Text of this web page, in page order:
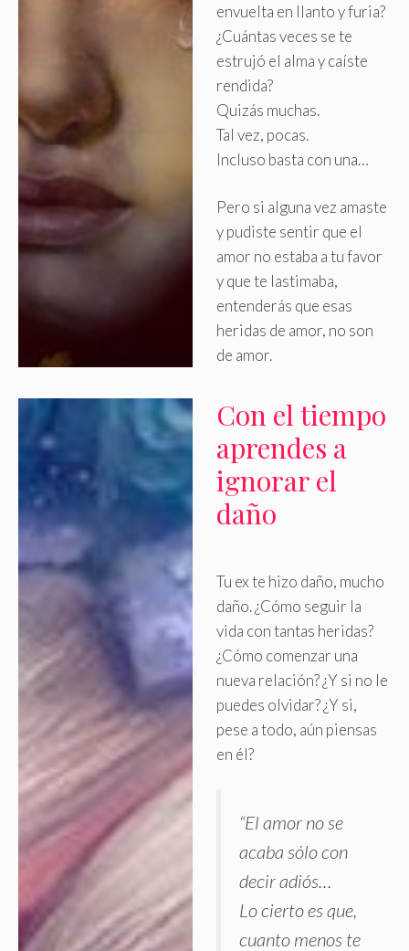
envuelta en llanto y furia?
¿Cuántas veces se te
estrujó el alma y caíste
rendida?
Quizás muchas.
Tal vez, pocas.
Incluso basta con una…
Pero si alguna vez amaste
y pudiste sentir que el
amor no estaba a tu favor
y que te lastimaba,
entenderás que esas
heridas de amor, no son
de amor.
Con el tiempo
aprendes a
ignorar el
daño
Tu ex te hizo daño, mucho
daño.¿Cómo seguir la
vida con tantas heridas?
¿Cómo comenzar una
nueva relación? ¿Y si no le
puedes olvidar? ¿Y si,
pese a todo, aún piensas
en él?
“El amor no se
acaba sólo con
decir adiós…
Lo cierto es que,
cuanto menos te